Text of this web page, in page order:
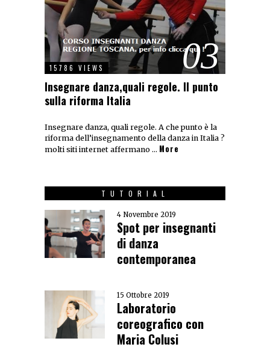
03
15786 VIEWS
Insegnare danza,quali regole. Il punto
sulla riforma Italia
Insegnare danza, quali regole. A che punto è la
riforma dell’insegnamento della danza in Italia ?
molti siti internet affermano … More
TUTORIAL
4 Novembre 2019
Spot per insegnanti
di danza
contemporanea
15 Ottobre 2019
Laboratorio
coreografico con
Maria Colusi